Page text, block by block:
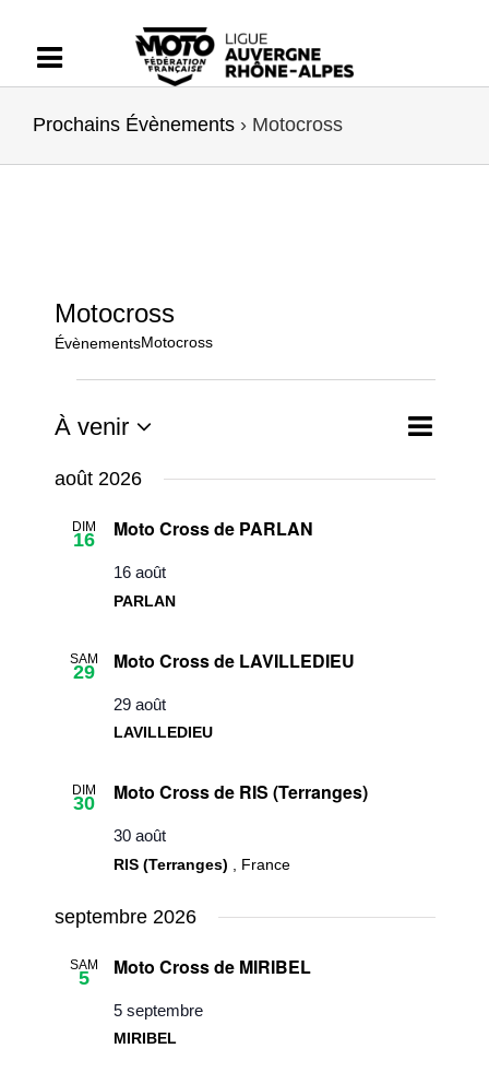
contenu
Prochains Évènements › Motocross
Motocross
ÉvènementsMotocross
et
Recherche
Liste
À venir
date.
août 2026
DIM
16 Moto Cross de PARLAN
16 août
PARLAN
SAM
29 Moto Cross de LAVILLEDIEU
29 août
LAVILLEDIEU
DIM
30 Moto Cross de RIS (Terranges)
30 août
RIS (Terranges) , France
septembre 2026
SAM
5 Moto Cross de MIRIBEL
5 septembre
MIRIBEL